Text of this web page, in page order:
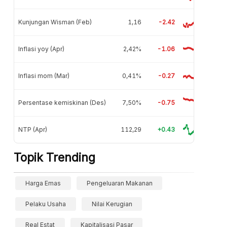
Kunjungan Wisman (Feb) 1,16 -2.42
Inflasi yoy (Apr) 2,42% -1.06
Inflasi mom (Mar) 0,41% -0.27
Persentase kemiskinan (Des) 7,50% -0.75
NTP (Apr) 112,29 +0.43
Topik Trending
Harga Emas Pengeluaran Makanan
Pelaku Usaha Nilai Kerugian
Real Estat Kapitalisasi Pasar